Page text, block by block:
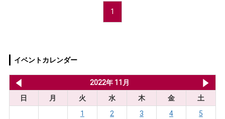
1
イベントカレンダー
2022年 11月
日
月 火 水 木 金
土
1
2 3 4
5